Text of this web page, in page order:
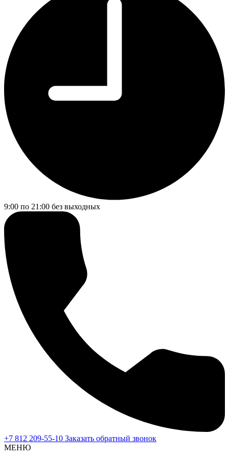
9:00 по 21:00 без выходных
+7 812 209-55-10 Заказать обратный звонок
МЕНЮ